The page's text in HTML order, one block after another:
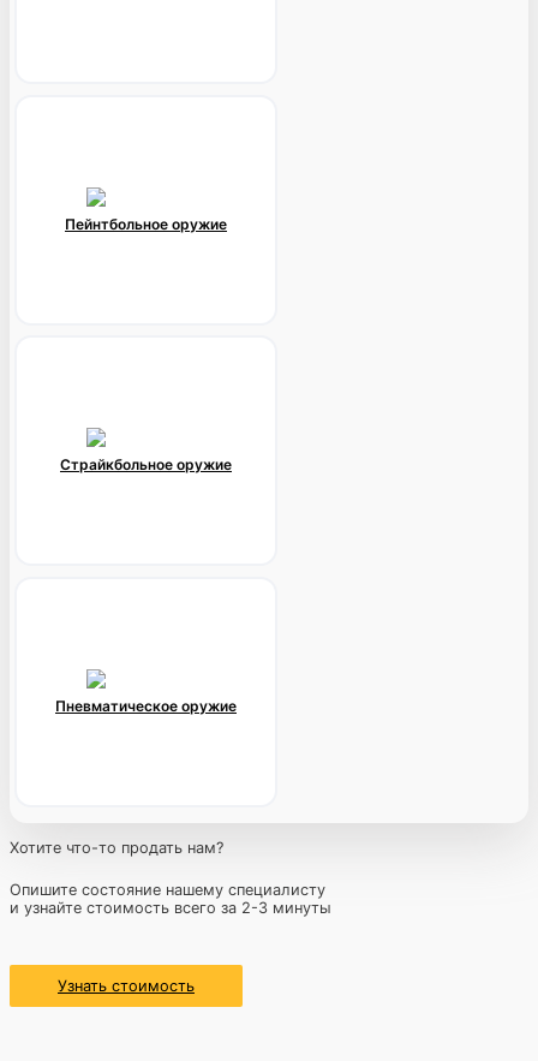
Пейнтбольное оружие
Страйкбольное оружие
Пневматическое оружие
Хотите что-то продать нам?
Опишите состояние нашему специалисту
и узнайте стоимость всего за 2-3 минуты
Узнать стоимость